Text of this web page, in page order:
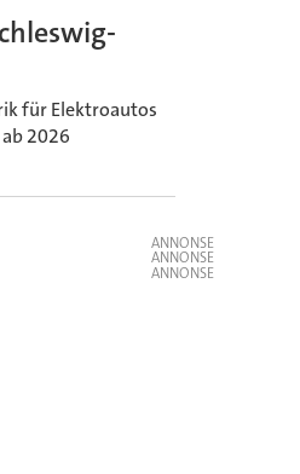
für Elektroautos
2026